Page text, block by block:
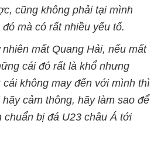
cũng không phải tại mình
mà có rất nhiều yếu tố.
mất Quang Hải, nếu mất
cái đó rất là khổ nhưng
cái không may đến với mình thì
cảm thông, hãy làm sao để
chuẩn bị đá U23 châu Á tới